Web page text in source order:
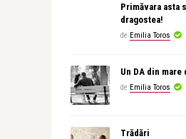
Primăvara asta
dragostea!
de Emilia Toros
Un DA din mare
de Emilia Toros
Trădări